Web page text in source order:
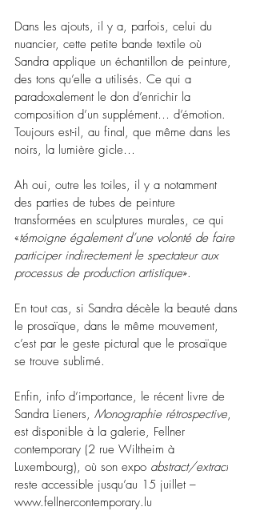
Dans les ajouts, il y a, parfois, celui du
nuancier, cette petite bande textile où
Sandra applique un échantillon de peinture,
des tons qu’elle a utilisés. Ce qui a
paradoxalement le don d’enrichir la
composition d’un supplément… d’émotion.
Toujours est-il, au final, que même dans les
noirs, la lumière gicle…
Ah oui, outre les toiles, il y a notamment
des parties de tubes de peinture
transformées en sculptures murales, ce qui
«témoigne également d’une volonté de faire
participer indirectement le spectateur aux
processus de production artistique».
En tout cas, si Sandra décèle la beauté dans
le prosaïque, dans le même mouvement,
c’est par le geste pictural que le prosaïque
se trouve sublimé.
Enfin, info d’importance, le récent livre de
Sandra Lieners, Monographie rétrospective,
est disponible à la galerie, Fellner
contemporary (2 rue Wiltheim à
Luxembourg), où son expo abstract/extract
reste accessible jusqu’au 15 juillet –
www.fellnercontemporary.lu